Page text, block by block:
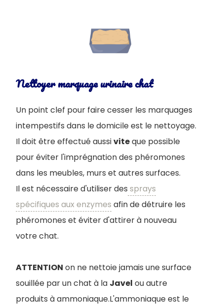
Nettoyer marquage urinaire chat
Un point clef pour faire cesser les marquages
intempestifs dans le domicile est le nettoyage.
Il doit être effectué aussiviteque possible
pour éviter l'imprégnation des phéromones
dans les meubles, murs et autres surfaces.
Il est nécessaire d'utiliser des sprays
spécifiques aux enzymes afin de détruire les
phéromones et éviter d'attirer à nouveau
votre chat.
ATTENTION on ne nettoie jamais une surface
souillée par un chat à la Javel ou autre
produits à ammoniaque.L'ammoniaque est le